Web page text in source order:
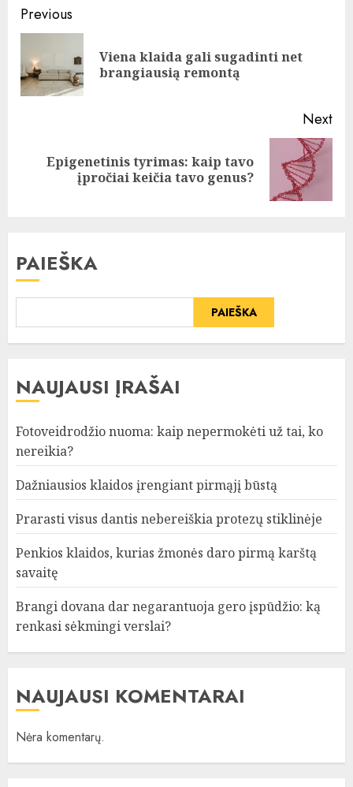
Continue
Reading
Previous
Viena klaida gali sugadinti net
brangiausią remontą
Next
NextEpigenetinis tyrimas: kaip tavo
įpročiai keičia tavo genus?
PAIEŠKA
PAIEŠKA
NAUJAUSI ĮRAŠAI
Fotoveidrodžio nuoma: kaip nepermokėti už tai, ko
nereikia?
Dažniausios klaidos įrengiant pirmąjį būstą
Prarasti visus dantis nebereiškia protezų stiklinėje
Penkios klaidos, kurias žmonės daro pirmą karštą
savaitę
Brangi dovana dar negarantuoja gero įspūdžio: ką
renkasi sėkmingi verslai?
NAUJAUSI KOMENTARAI
Nėra komentarų.